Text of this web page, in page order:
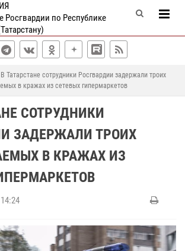
Росгвардии по Республике
В Татарстане сотрудники Росгвардии задержали троих
в кражах из сетевых гипермаркетов
СОТРУДНИКИ
ЗАДЕРЖАЛИ ТРОИХ
В КРАЖАХ ИЗ